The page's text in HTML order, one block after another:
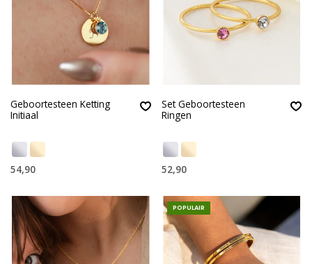
Geboortesteen Ketting
Initiaal
54,90
Set Geboortesteen
Ringen
52,90
POPULAIR